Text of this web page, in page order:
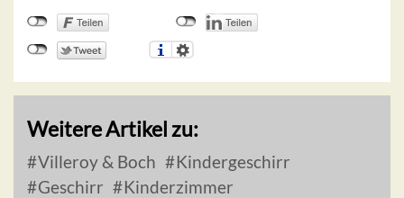
Weitere Artikel zu:
Villeroy & Boch
Kindergeschirr
Geschirr
Kinderzimmer